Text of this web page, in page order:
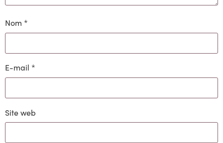
Nom *
E-mail *
Site web